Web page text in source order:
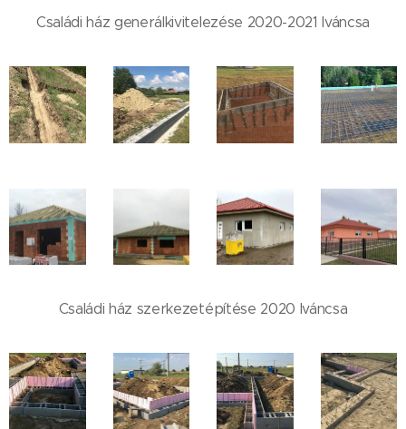
Családi ház generálkivitelezése 2020-2021 Iváncsa
Családi ház szerkezetépítése 2020 Iváncsa